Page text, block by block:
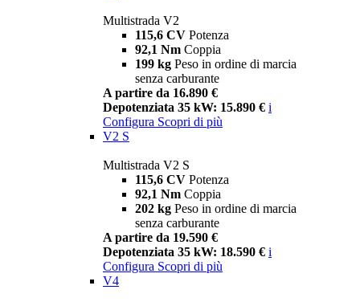
Multistrada V2
115,6 CV Potenza
92,1 Nm Coppia
199 kg Peso in ordine di marcia
senza carburante
A partire da 16.890 €
Depotenziata 35 kW: 15.890 € i
Configura Scopri di più
V2 S
Multistrada V2 S
115,6 CV Potenza
92,1 Nm Coppia
202 kg Peso in ordine di marcia
senza carburante
A partire da 19.590 €
Depotenziata 35 kW: 18.590 € i
Configura Scopri di più
V4